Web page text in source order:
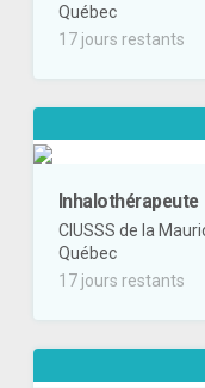
Québec
17 jours restants
Inhalothérapeute
CIUSSS de la
Québec
17 jours restants